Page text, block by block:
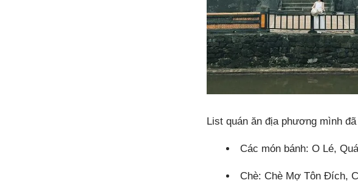
List quán ăn địa phương mình
Các món bánh: O Lé,
Chè: Chè Mợ Tôn Đích,